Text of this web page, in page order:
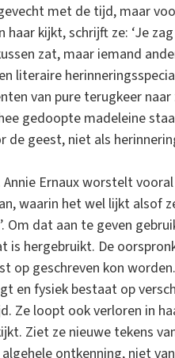
met de tijd, maar
kijkt, schrijft ze: ‘Je
zat, maar iemand
literaire
van pure terugkeer
gedoopte madeleine
geest, niet als
Ernaux worstelt
waarin het wel lijkt alsof
Om dat aan te geven
is hergebruikt. De
op geschreven kon
en fysiek bestaat op
Ze loopt ook verloren in
Ziet ze nieuwe tekens
ontkenning, niet